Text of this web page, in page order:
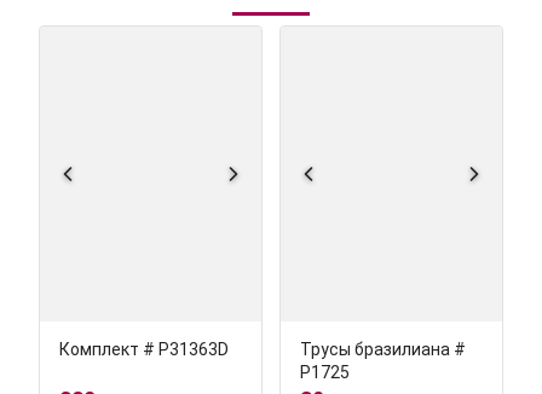
Комплект # Р31363D
Трусы бразилиана #
Р1725